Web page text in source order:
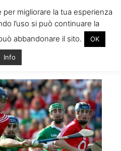
migliorare la tua esperienza
l’uso si può continuare la
abbandonare il sito.
OK
Info